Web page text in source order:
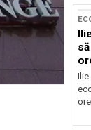
Ilie